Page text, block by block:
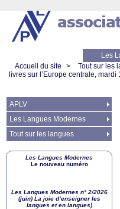
Les
Accueil du site
> Tout sur les
livres sur l’Europe centrale,
APLV
Les Langues Modernes
Tout sur les langues
Les Langues Modernes
Le nouveau numéro
Les Langues Modernes n° 2/2026
(juin) La joie d’enseigner les
langues et en langues)